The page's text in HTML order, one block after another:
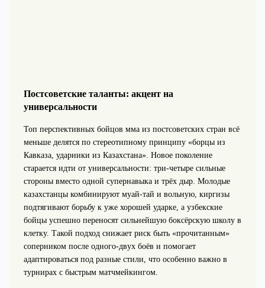
Постсоветские таланты: акцент на
универсальности
Топ перспективных бойцов мма из постсоветских стран всё
меньше делятся по стереотипному принципу «борцы из
Кавказа, ударники из Казахстана». Новое поколение
старается идти от универсальности: три-четыре сильные
стороны вместо одной супернавыка и трёх дыр. Молодые
казахстанцы комбинируют муай-тай и вольную, киргизы
подтягивают борьбу к уже хорошей ударке, а узбекские
бойцы успешно переносят сильнейшую боксёрскую школу в
клетку. Такой подход снижает риск быть «прочитанным»
соперником после одного-двух боёв и помогает
адаптироваться под разные стили, что особенно важно в
турнирах с быстрым матчмейкингом.